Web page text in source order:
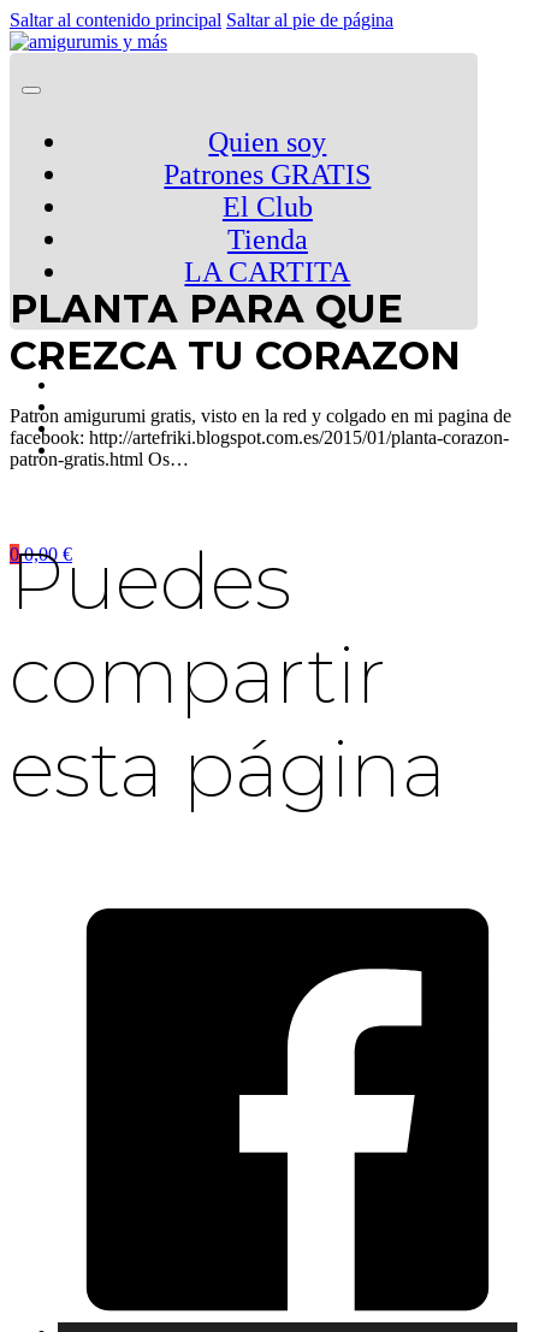
Saltar al contenido principal Saltar al pie de página
Quien soy
Patrones GRATIS
El Club
Tienda
LA CARTITA
0 0,00 €
PLANTA PARA QUE
CREZCA TU CORAZON
Patron amigurumi gratis, visto en la red y colgado en mi pagina de
facebook: http://artefriki.blogspot.com.es/2015/01/planta-corazon-
patron-gratis.html Os…
Puedes
compartir
esta página